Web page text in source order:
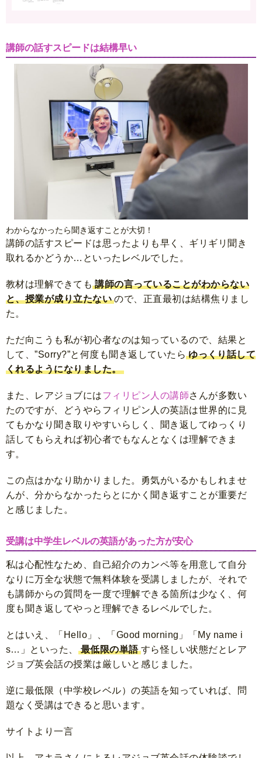
講師の話すスピードは結構早い
わからなかったら聞き返すことが大切！
講師の話すスピードは思ったよりも早く、ギリギリ聞き
取れるかどうか…といったレベルでした。
教材は理解できても 講師の言っていることがわからない
と、授業が成り立たない ので、正直最初は結構焦りまし
た。
ただ向こうも私が初心者なのは知っているので、結果と
して、”Sorry?”と何度も聞き返していたら ゆっくり話して
くれるようになりました。
また、レアジョブにはフィリピン人の講師さんが多数い
たのですが、どうやらフィリピン人の英語は世界的に見
てもかなり聞き取りやすいらしく、聞き返してゆっくり
話してもらえれば初心者でもなんとなくは理解できま
す。
この点はかなり助かりました。勇気がいるかもしれませ
んが、分からなかったらとにかく聞き返すことが重要だ
と感じました。
受講は中学生レベルの英語があった方が安心
私は心配性なため、自己紹介のカンペ等を用意して自分
なりに万全な状態で無料体験を受講しましたが、それで
も講師からの質問を一度で理解できる箇所は少なく、何
度も聞き返してやっと理解できるレベルでした。
とはいえ、「Hello」、「Good morning」「My name i
s…」といった、
最低限の単語 すら怪しい状態だとレア
ジョブ英会話の授業は厳しいと感じました。
逆に最低限（中学校レベル）の英語を知っていれば、問
題なく受講はできると思います。
サイトより一言